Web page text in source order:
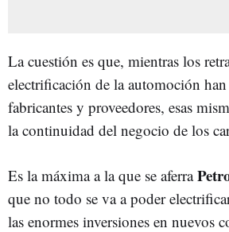
La cuestión es que, mientras los
electrificación de la automoción
fabricantes y proveedores, esas
la continuidad del negocio de los
Es la máxima a la que se aferra
que no todo se va a poder
las enormes inversiones en nuevos